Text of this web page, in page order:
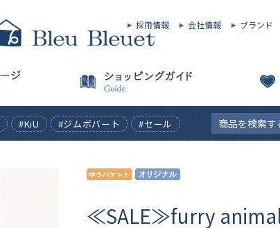
採用情報 会社情報 ブランド
#KiU #ジムボバート #セール
≪SALE≫furry